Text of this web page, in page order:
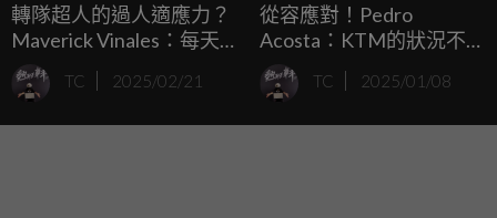
轉隊超人的過人適應力？
Maverick Vinales：每天
都更接近Acosta一點！
TC 2025/02/21
從容應對！Pedro
Acosta：KTM的狀況不會
影響我。
TC 2025/01/08